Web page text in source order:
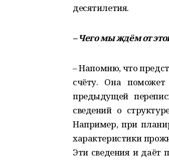
десятилетия.
– Чего мы ждём от
– Напомню, что
счёту. Она
предыдущей
сведений о
Например, при
характеристики
Эти сведения и даёт